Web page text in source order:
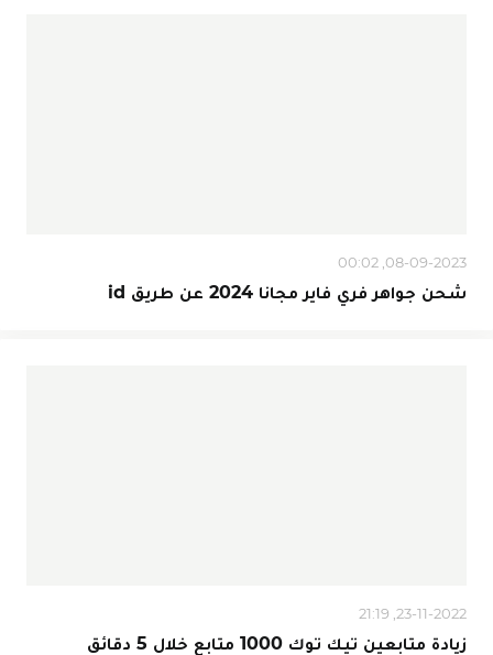
08-09-2023, 00:02
شحن جواهر فري فاير مجانا 2024 عن طريق id
23-11-2022, 21:19
زيادة متابعين تيك توك 1000 متابع خلال 5 دقائق